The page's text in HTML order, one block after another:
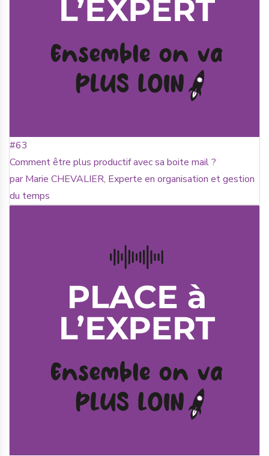
#63
Comment être plus productif avec sa boite mail ?
par Marie CHEVALIER, Experte en organisation et gestion
du temps